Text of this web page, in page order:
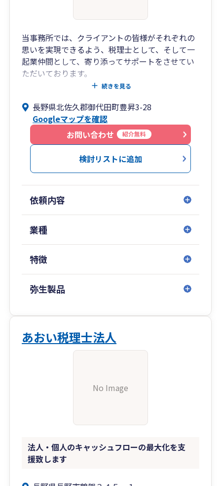
当事務所では、クライアントの皆様がそれぞれの
思いを実現できるよう、税理士として、そして一
起業仲間として、寄り添ってサポートをさせてい
ただいております。
皆様が事業を起こしたとき、どのような思いでス
ありつつも、希望ややる気に満ちていたのではと
思います。
経営は決して楽しいことばかりではありません。
時には厳しい決断を迫られることもあります。そ
れでもポジティブに取り組んでいけばきっと道は
開けると信じています。皆様が起業された当初の
続きを見る
長野県北佐久郡御代田町豊昇3-28
Googleマップを確認
お問い合わせ
紹介無料
検討リストに追加
依頼内容
業種
特徴
弥生製品
あおい税理士法人
No Image
法人・個人のキャッシュフローの最大化を支
援致します